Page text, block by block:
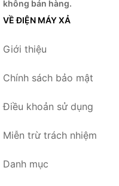
không bán hàng.
VỀ ĐIỆN MÁY XẢ
Giới thiệu
Chính sách bảo mật
Điều khoản sử dụng
Miễn trừ trách nhiệm
Danh mục